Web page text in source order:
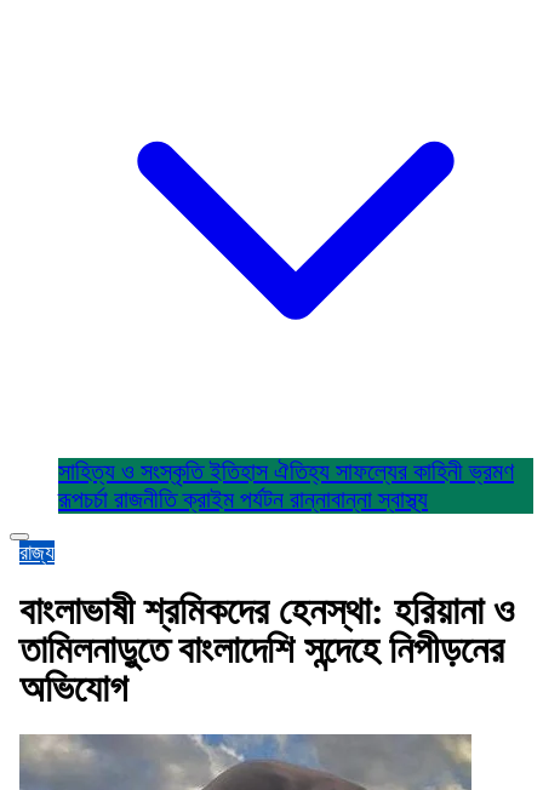
সাহিত্য ও সংস্কৃতিইতিহাস ঐতিহ্য সাফল্যের কাহিনীভ্রমণ
রূপচর্চা রাজনীতিক্রাইম পর্যটন রান্নাবান্নাস্বাস্থ্য
রাজ্য
বাংলাভাষী শ্রমিকদের হেনস্থা: হরিয়ানা ও
তামিলনাড়ুতে বাংলাদেশি সন্দেহে নিপীড়নের
অভিযোগ